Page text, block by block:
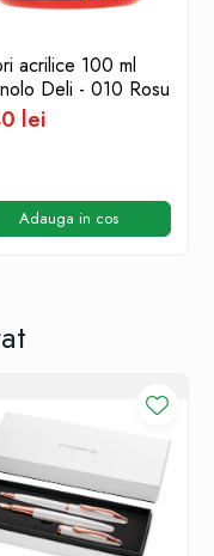
acrilice 100 ml
Deli - 010 Rosu
lei
Adauga in cos